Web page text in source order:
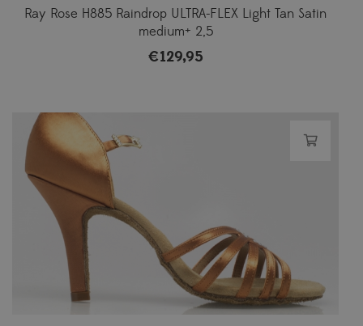
Ray Rose H885 Raindrop ULTRA-FLEX Light Tan Satin
medium+ 2,5
€129,95